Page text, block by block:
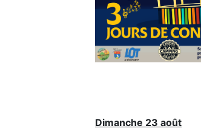
Dimanche 23 août